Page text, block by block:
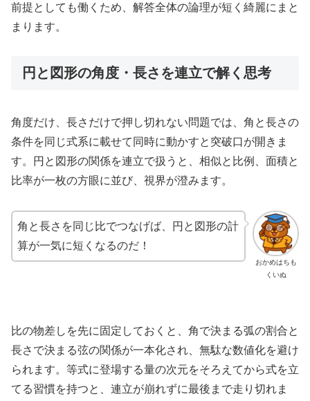
前提としても働くため、解答全体の論理が短く綺麗にまと
まります。
円と図形の角度・長さを連立で解く思考
角度だけ、長さだけで押し切れない問題では、角と長さの
条件を同じ式系に載せて同時に動かすと突破口が開きま
す。円と図形の関係を連立で扱うと、相似と比例、面積と
比率が一枚の方眼に並び、視界が澄みます。
おかめはちも
くいぬ
角と長さを同じ比でつなげば、円と図形の計
算が一気に短くなるのだ！
比の物差しを先に固定しておくと、角で決まる弧の割合と
長さで決まる弦の関係が一本化され、無駄な数値化を避け
られます。等式に登場する量の次元をそろえてから式を立
てる習慣を持つと、連立が崩れずに最後まで走り切れま